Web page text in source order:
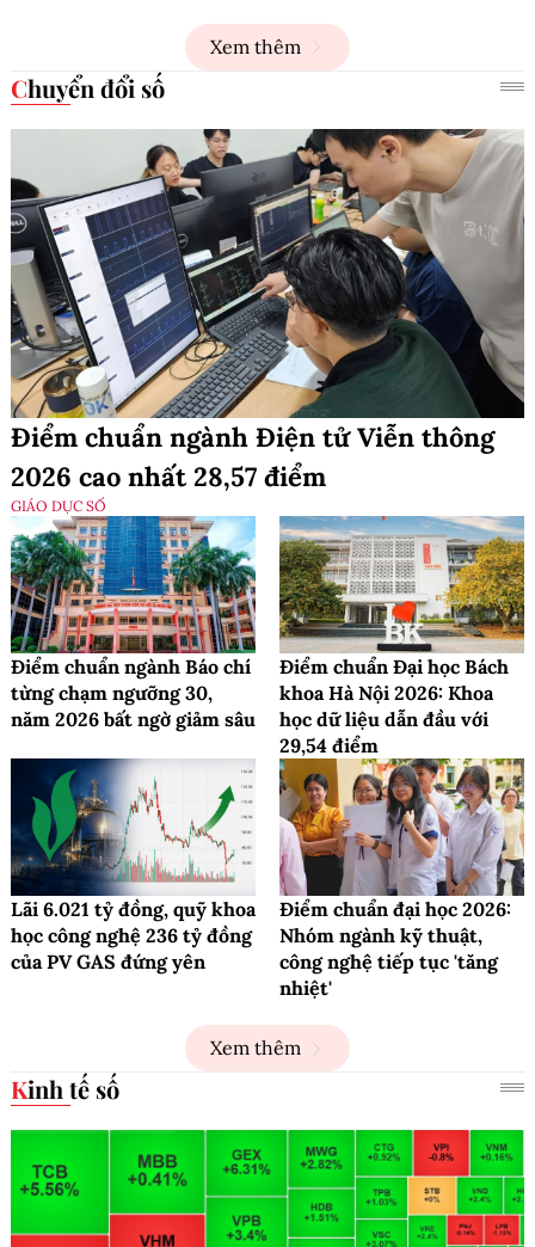
Xem thêm
Chuyển đổi số
Điểm chuẩn ngành Điện tử Viễn thông
2026 cao nhất 28,57 điểm
GIÁO DỤC SỐ
Điểm chuẩn ngành Báo chí
từng chạm ngưỡng 30,
năm 2026 bất ngờ giảm sâu
Điểm chuẩn Đại học Bách
khoa Hà Nội 2026: Khoa
học dữ liệu dẫn đầu với
29,54 điểm
Lãi 6.021 tỷ đồng, quỹ khoa
học công nghệ 236 tỷ đồng
của PV GAS đứng yên
Điểm chuẩn đại học 2026:
Nhóm ngành kỹ thuật,
công nghệ tiếp tục 'tăng
nhiệt'
Xem thêm
Kinh tế số